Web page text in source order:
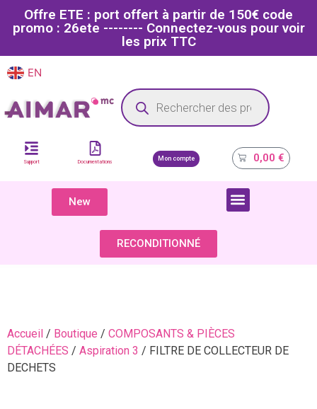
Offre ETE : port offert à partir de 150€ code
promo : 26ete -------- Connectez-vous pour voir
les prix TTC
EN
Site dédié aux professionnels de la santé
Support Documentations
Mon compte 0,00€
New
RECONDITIONNÉ
Accueil / Boutique / COMPOSANTS & PIÈCES
DÉTACHÉES / Aspiration 3 / FILTRE DE COLLECTEUR DE
DECHETS